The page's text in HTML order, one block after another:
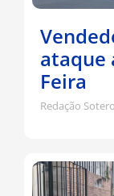
ataque
Feira
Redação